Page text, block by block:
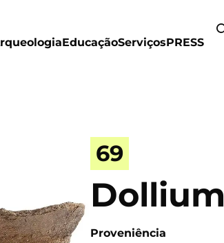
EducaçãoServiçosPRESS
69
Dollium
Proveniência